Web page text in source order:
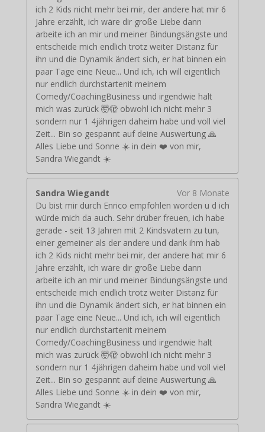
ich 2 Kids nicht mehr bei mir, der andere hat mir 6
Jahre erzählt, ich wäre dir große Liebe dann
arbeite ich an mir und meiner Bindungsängste und
entscheide mich endlich trotz weiter Distanz für
ihn und die Dynamik ändert sich, er hat binnen ein
paar Tage eine Neue... Und ich, ich will eigentlich
nur endlich durchstartenit meinem
Comedy/CoachingBusiness und irgendwie halt
mich was zurück 🤯🫣 obwohl ich nicht mehr 3
sondern nur 1 4jährigen daheim habe und voll viel
Zeit... Bin so gespannt auf deine Auswertung 🙏
Alles Liebe und Sonne ☀️ in dein ❤️ von mir,
Sandra Wiegandt ☀️
Sandra Wiegandt
Vor 8 Monate
Du bist mir durch Enrico empfohlen worden u d ich
würde mich da auch. Sehr drüber freuen, ich habe
gerade - seit 13 Jahren mit 2 Kindsvatern zu tun,
einer gemeiner als der andere und dank ihm hab
ich 2 Kids nicht mehr bei mir, der andere hat mir 6
Jahre erzählt, ich wäre dir große Liebe dann
arbeite ich an mir und meiner Bindungsängste und
entscheide mich endlich trotz weiter Distanz für
ihn und die Dynamik ändert sich, er hat binnen ein
paar Tage eine Neue... Und ich, ich will eigentlich
nur endlich durchstartenit meinem
Comedy/CoachingBusiness und irgendwie halt
mich was zurück 🤯🫣 obwohl ich nicht mehr 3
sondern nur 1 4jährigen daheim habe und voll viel
Zeit... Bin so gespannt auf deine Auswertung 🙏
Alles Liebe und Sonne ☀️ in dein ❤️ von mir,
Sandra Wiegandt ☀️